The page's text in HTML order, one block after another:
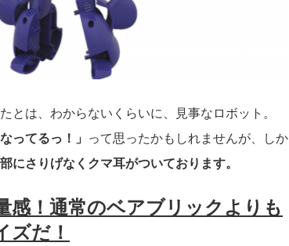
とは、わからないくらいに、見事なロボット。
ってるっ！」
って思ったかもしれませんが、しか
にさりげなくクマ耳がついております。
感！通常のベアブリックよりも
ズだ！